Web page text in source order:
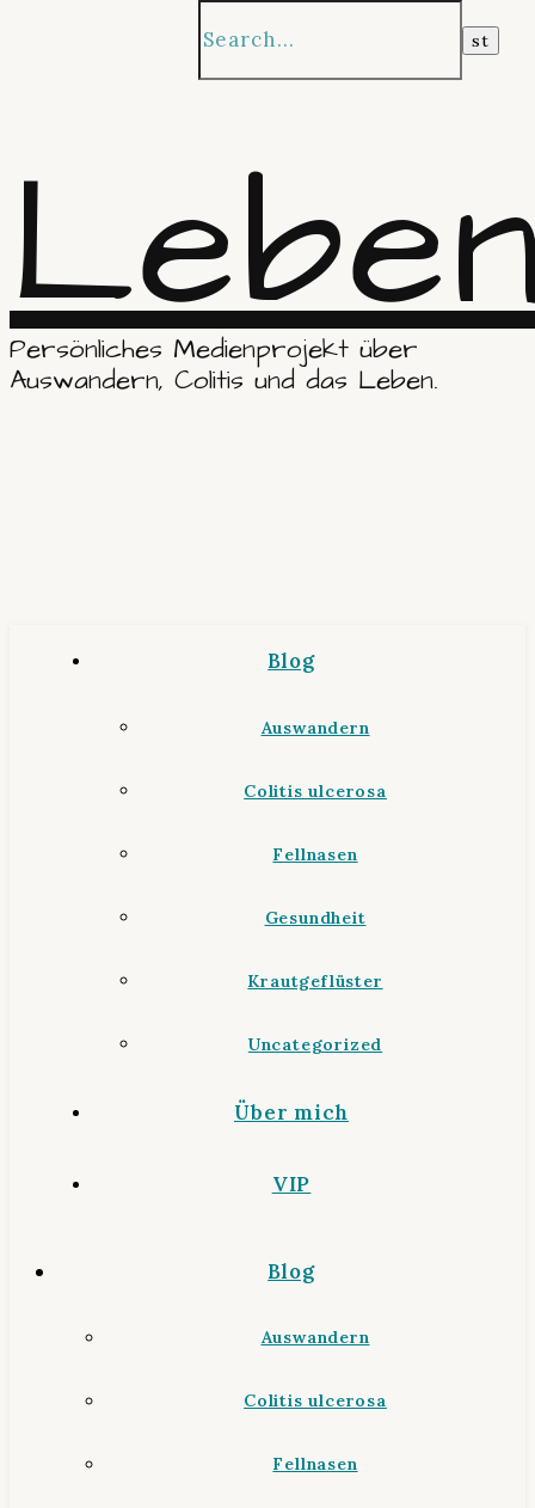
Persönliches Medienprojekt über
Auswandern, Colitis und das Leben.
Blog
Auswandern
Colitis ulcerosa
Fellnasen
Gesundheit
Krautgeflüster
Uncategorized
Über mich
VIP
Blog
Auswandern
Colitis ulcerosa
Fellnasen